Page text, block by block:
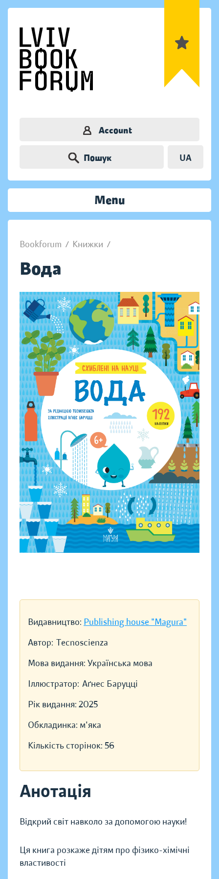
Account
Пошук UA
Menu
Bookforum / Книжки /
Вода
Видавництво: Publishing house "Magura"
Автор: Tecnoscienza
Мова видання: Українська мова
Іллюстратор: Аґнес Баруцці
Рік видання: 2025
Обкладинка: м'яка
Кількість сторінок: 56
Анотація
Відкрий світ навколо за допомогою науки!
Ця книга розкаже дітям про фізико-хімічні
властивості